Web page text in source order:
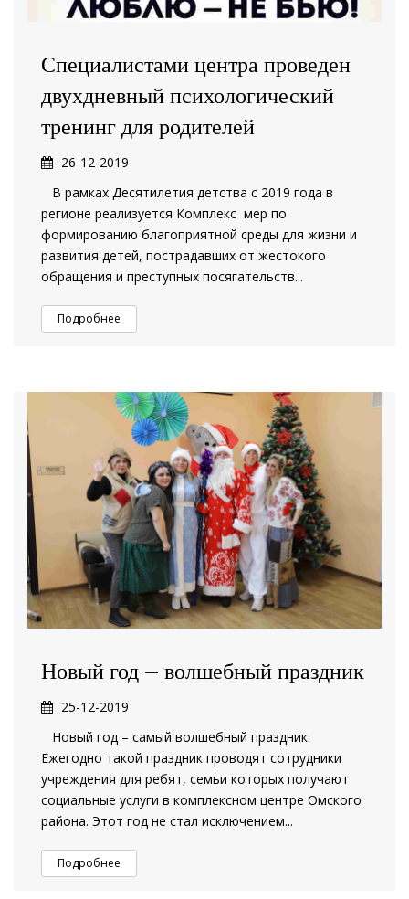
Специалистами центра проведен
двухдневный психологический
тренинг для родителей
26-12-2019
В рамках Десятилетия детства с 2019 года в
регионе реализуется Комплекс мер по
формированию благоприятной среды для жизни и
развития детей, пострадавших от жестокого
обращения и преступных посягательств...
Подробнее
Новый год – волшебный праздник
25-12-2019
Новый год – самый волшебный праздник.
Ежегодно такой праздник проводят сотрудники
учреждения для ребят, семьи которых получают
социальные услуги в комплексном центре Омского
района. Этот год не стал исключением...
Подробнее